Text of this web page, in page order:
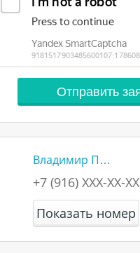
Владимир П…
+7 (916) XXX-XX-XX
Показать номер